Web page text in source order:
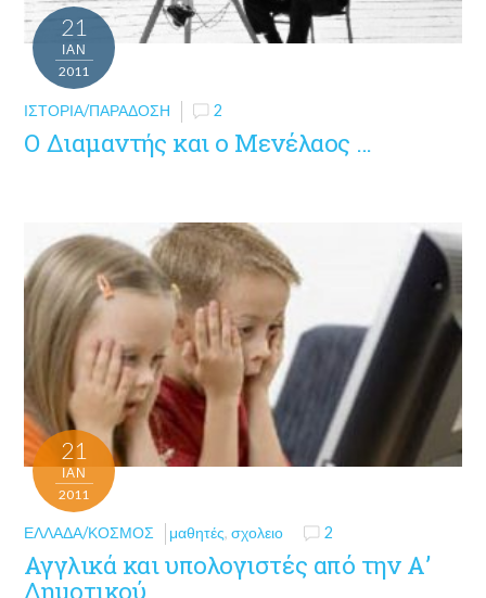
21
ΙΑΝ
2011
ΙΣΤΟΡΊΑ/ΠΑΡΆΔΟΣΗ 2
Ο Διαμαντής και ο Μενέλαος …
21
ΙΑΝ
2011
ΕΛΛΆΔΑ/ΚΌΣΜΟΣ μαθητές,σχολειο 2
Αγγλικά και υπολογιστές από την Α’
Δημοτικού